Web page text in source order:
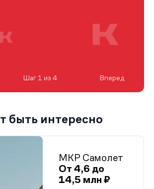
Шаг 1 из 4 Вперед
быть интересно
МКР Самолет
От 4,6 до
14,5 млн ₽